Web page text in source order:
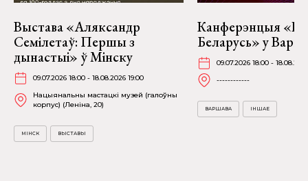
Выстава «Аляксандр
Семілетаў: Першы з
дынастыі» ў Мінску
09.07.2026 18:00 - 18.08.2026 19:00
Нацыянальны мастацкі музей (галоўны
корпус) (Леніна, 20)
МІНСК ВЫСТАВЫ
Канферэнцыя
Беларусь» у
09.07.2026 18:00 -
------------
ВАРШАВА ІНШАЕ